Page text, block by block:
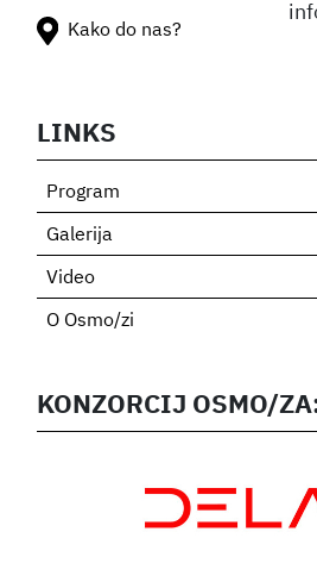
LINKS
Program
Galerija
Video
O Osmo/zi
KONZORCIJ OSMO/
Kako do nas?